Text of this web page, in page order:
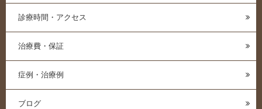
診療時間・アクセス
治療費・保証
症例・治療例
ブログ